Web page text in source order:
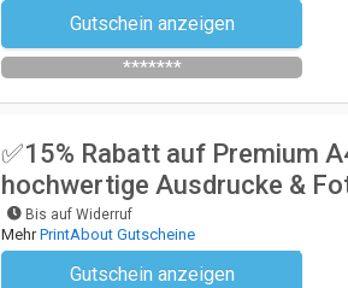
Gutschein anzeigen
Newsletter des Shops abonnieren
*******
✅15% Rabatt auf Premium
hochwertige Ausdrucke &
Bis auf Widerruf
MehrPrintAbout Gutscheine
Gutschein anzeigen
Kein Code notwendig